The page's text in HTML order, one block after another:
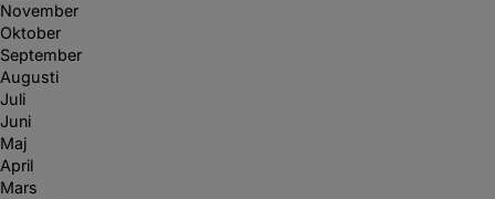
November
Oktober
September
Augusti
Juli
Juni
Maj
April
Mars